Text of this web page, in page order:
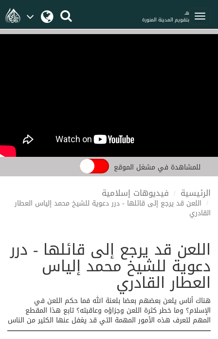
هـ
بتقويم المدينة المنورة
للمشاهدة في مشغل الموقع
الرئيسية فيديوهات إسلامية
اللعن قد يرجع إلى قائلها - درر دعوية للشيخ محمد إلياس العطار
القادري
اللعن قد يرجع إلى قائلها - درر
دعوية للشيخ محمد إلياس
العطار القادري
هناك أناس يلعن بعضهم بعضا بلعنة الله فما حكم اللعن في
الإسلام؟ وما خطر كثرة اللعن وجزاؤه وعاقبته؟ تابع هذا المقطع
المهم لتعرف هذه الأمور المهمة التي قد يغفل عنها الكثير من الناس